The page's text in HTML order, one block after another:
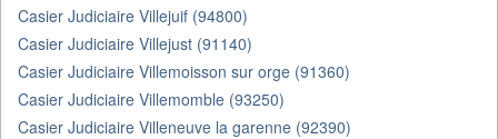
Casier Judiciaire Villejuif (94800)
Casier Judiciaire Villejust (91140)
Casier Judiciaire Villemoisson sur orge (91360)
Casier Judiciaire Villemomble (93250)
Casier Judiciaire Villeneuve la garenne (92390)